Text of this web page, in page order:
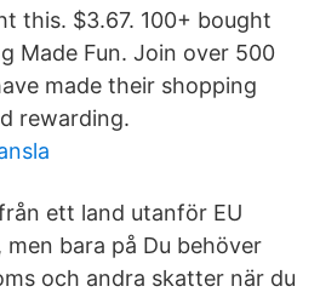
this. $3.67. 100+ bought
Made Fun. Join over 500
made their shopping
rewarding.
ett land utanför EU
bara på Du behöver
och andra skatter när du